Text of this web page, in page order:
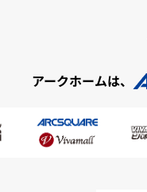
アークホームは、